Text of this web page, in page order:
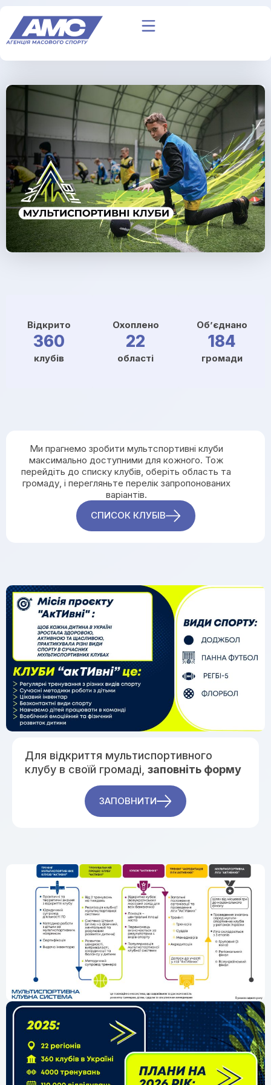
Відкрито
360
клубів
Охоплено
22
області
Об’єднано
184
громади
Ми прагнемо зробити мультспортивні клуби
максимально доступними для кожного. Тож
перейдіть до списку клубів, оберіть область та
громаду, і перегляньте перелік запропонованих
варіантів.
СПИСОК КЛУБІВ
Для відкриття мультиспортивного
клубу в своїй громаді,заповніть форму
ЗАПОВНИТИ